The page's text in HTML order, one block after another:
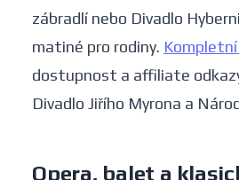
zábradlí nebo Divadlo
matiné pro rodiny.
dostupnost a affiliate
Divadlo Jiřího Myrona a
Opera, balet a